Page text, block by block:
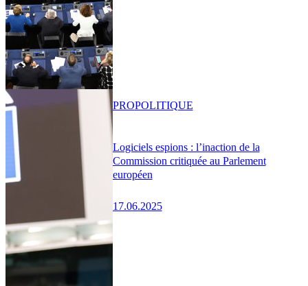
Logiciels espions : l’inaction de la
Commission critiquée au Parlement
européen
17.06.2025
PROPOLITIQUE